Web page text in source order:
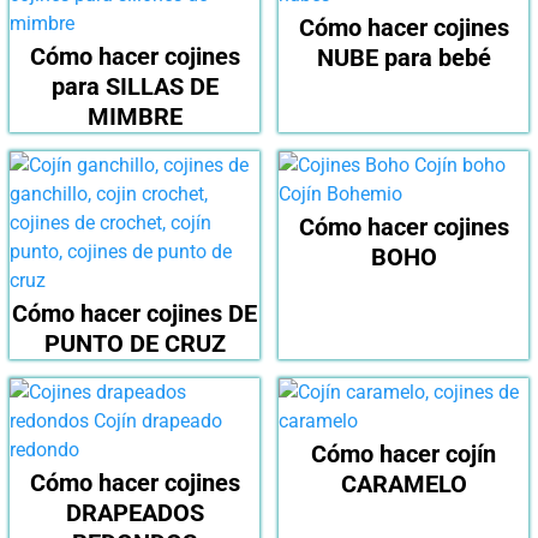
Cómo hacer cojines
para SILLAS DE
MIMBRE
Cómo hacer cojines
NUBE para bebé
Cómo hacer cojines DE
PUNTO DE CRUZ
Cómo hacer cojines
BOHO
Cómo hacer cojines
DRAPEADOS
Cómo hacer cojín
CARAMELO